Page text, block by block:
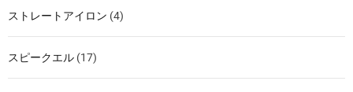
ストレートアイロン (4)
スピークエル (17)